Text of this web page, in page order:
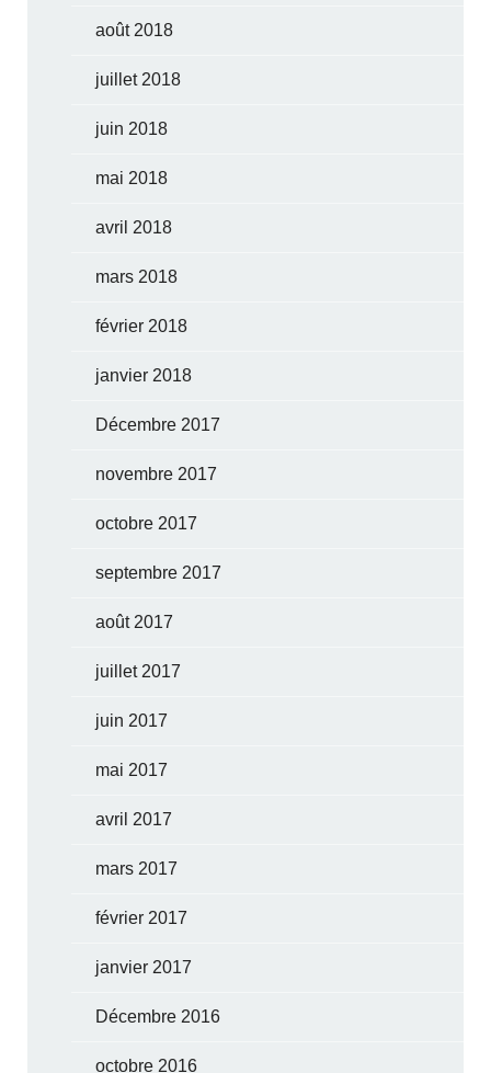
août 2018
juillet 2018
juin 2018
mai 2018
avril 2018
mars 2018
février 2018
janvier 2018
Décembre 2017
novembre 2017
octobre 2017
septembre 2017
août 2017
juillet 2017
juin 2017
mai 2017
avril 2017
mars 2017
février 2017
janvier 2017
Décembre 2016
octobre 2016